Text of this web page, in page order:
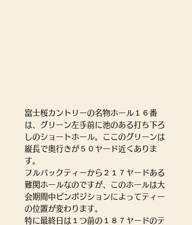
富士桜カントリーの名物ホール１６番
は、グリーン左手前に池のある打ち下ろ
しのショートホール。ここのグリーンは
縦長で奥行きが５０ヤード近くありま
す。
フルバックティーから２１７ヤードある
難関ホールなのですが、このホールは大
会期間中ピンポジションによってティー
の位置が変わります。
特に最終日は１つ前の１８７ヤードのテ